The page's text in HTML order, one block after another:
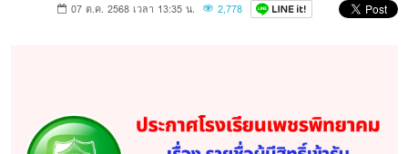
07 ต.ค. 2568 เวลา 13:35 น. 2,778